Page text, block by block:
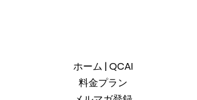
ホーム | QCAI
料金プラン